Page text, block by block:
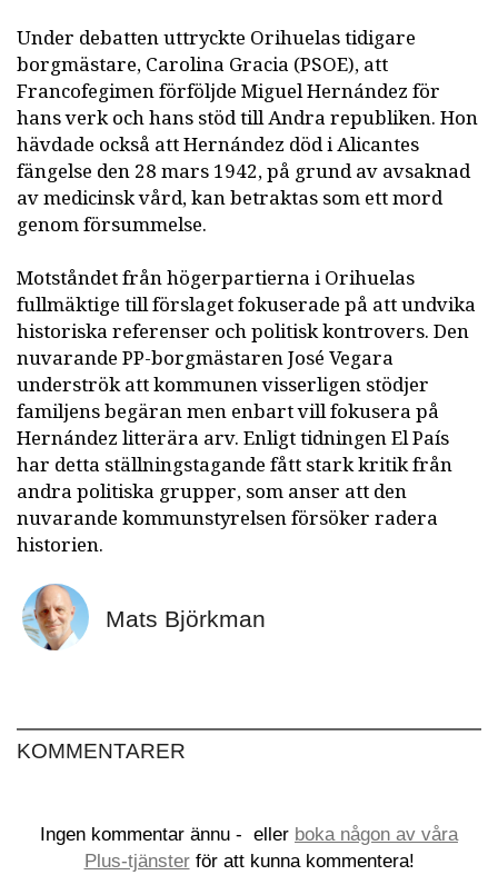
Under debatten uttryckte Orihuelas tidigare
borgmästare, Carolina Gracia (PSOE), att
Francofegimen förföljde Miguel Hernández för
hans verk och hans stöd till Andra republiken. Hon
hävdade också att Hernández död i Alicantes
fängelse den 28 mars 1942, på grund av avsaknad
av medicinsk vård, kan betraktas som ett mord
genom försummelse.
Motståndet från högerpartierna i Orihuelas
fullmäktige till förslaget fokuserade på att undvika
historiska referenser och politisk kontrovers. Den
nuvarande PP-borgmästaren José Vegara
underströk att kommunen visserligen stödjer
familjens begäran men enbart vill fokusera på
Hernández litterära arv. Enligt tidningen El País
har detta ställningstagande fått stark kritik från
andra politiska grupper, som anser att den
nuvarande kommunstyrelsen försöker radera
historien.
Mats Björkman
KOMMENTARER
Ingen kommentar ännu - eller boka någon av våra
Plus-tjänsterför att kunna kommentera!